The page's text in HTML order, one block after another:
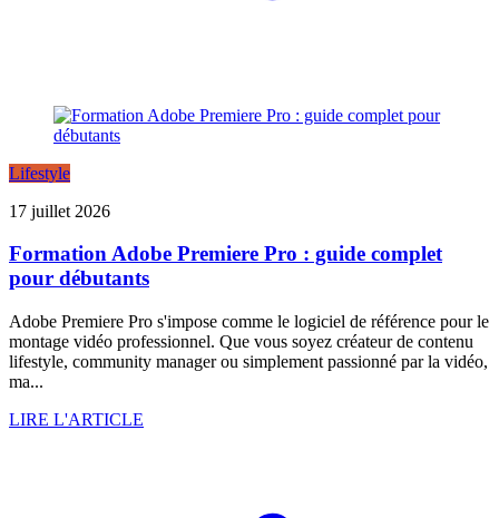
Lifestyle
17 juillet 2026
Formation Adobe Premiere Pro : guide complet
pour débutants
Adobe Premiere Pro s'impose comme le logiciel de référence pour le
montage vidéo professionnel. Que vous soyez créateur de contenu
lifestyle, community manager ou simplement passionné par la vidéo,
ma...
LIRE L'ARTICLE